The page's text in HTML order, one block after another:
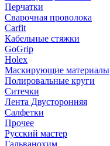
Перчатки
Сварочная проволока
Carfit
Кабельные стяжки
GoGrip
Holex
Маскирующие материалы
Полировальные круги
Ситечки
Лента Двусторонняя
Салфетки
Прочее
Русский мастер
Гальванохим